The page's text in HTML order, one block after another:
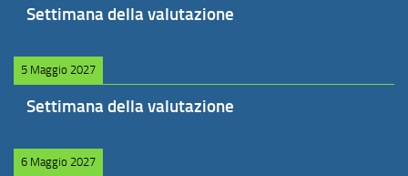
Settimana della valutazione
5 Maggio 2027
Settimana della valutazione
6 Maggio 2027